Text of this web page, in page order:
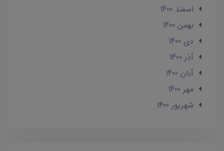
اسفند 1400
بهمن 1400
دی 1400
آذر 1400
آبان 1400
مهر 1400
شهریور 1400